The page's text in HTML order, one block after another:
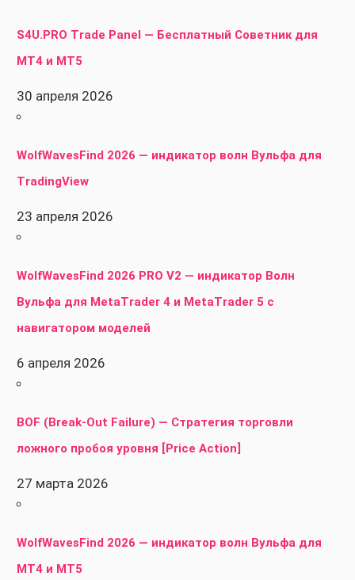
S4U.PRO Trade Panel — Бесплатный Советник для
MT4 и MT5
30 апреля 2026
WolfWavesFind 2026 — индикатор волн Вульфа для
TradingView
23 апреля 2026
WolfWavesFind 2026 PRO V2 — индикатор Волн
Вульфа для MetaTrader 4 и MetaTrader 5 с
навигатором моделей
6 апреля 2026
BOF (Break-Out Failure) — Стратегия торговли
ложного пробоя уровня [Price Action]
27 марта 2026
WolfWavesFind 2026 — индикатор волн Вульфа для
MT4 и MT5